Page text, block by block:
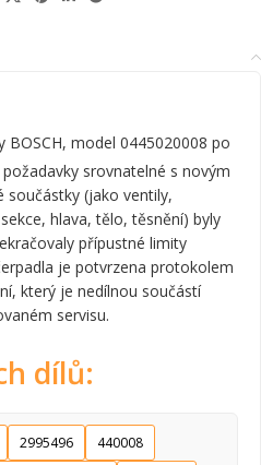
BOSCH, model 0445020008 po
srovnatelné s novým
součástky (jako ventily,
hlava, tělo, těsnění) byly
přípustné limity
je potvrzena protokolem
který je nedílnou součástí
servisu.
dílů:
2995496
440008